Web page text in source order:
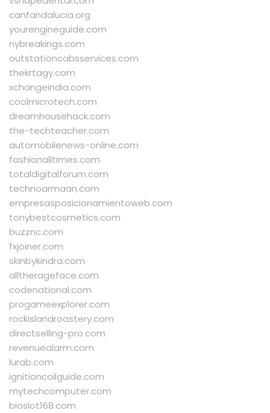
canfandalucia.org
yourengineguide.com
nybreakings.com
outstationcabsservices.com
thekrtagy.com
xchangeindia.com
coolmicrotech.com
dreamhousehack.com
the-techteacher.com
automobilenews-online.com
fashionalltimes.com
totaldigitalforum.com
technoarmaan.com
empresasposicionamientoweb.com
tonybestcosmetics.com
buzznc.com
fxjoiner.com
skinbykindra.com
alltherageface.com
codenational.com
progameexplorer.com
rockislandroastery.com
directselling-pro.com
revenuealarm.com
lurab.com
ignitioncoilguide.com
mytechcomputer.com
bioslot168.com